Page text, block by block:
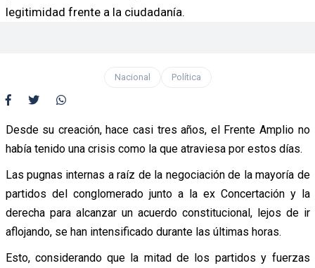
legitimidad frente a la ciudadanía.
Nacional Política
Desde su creación, hace casi tres años, el Frente Amplio no
había tenido una crisis como la que atraviesa por estos días.
Las pugnas internas a raíz de la negociación de la mayoría de
partidos del conglomerado junto a la ex Concertación y la
derecha para alcanzar un acuerdo constitucional, lejos de ir
aflojando, se han intensificado durante las últimas horas.
Esto, considerando que la mitad de los partidos y fuerzas